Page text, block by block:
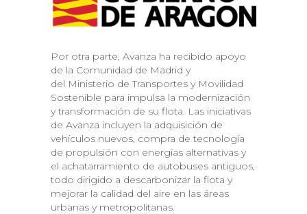
Por otra parte, Avanza ha recibido apoyo
de la Comunidad de Madrid y
del Ministerio de Transportes y Movilidad
Sostenible para impulsa la modernización
y transformación de su flota. Las iniciativas
de Avanza incluyen la adquisición de
vehículos nuevos, compra de tecnología
de propulsión con energías alternativas y
el achatarramiento de autobuses antiguos,
todo dirigido a descarbonizar la flota y
mejorar la calidad del aire en las áreas
urbanas y metropolitanas.